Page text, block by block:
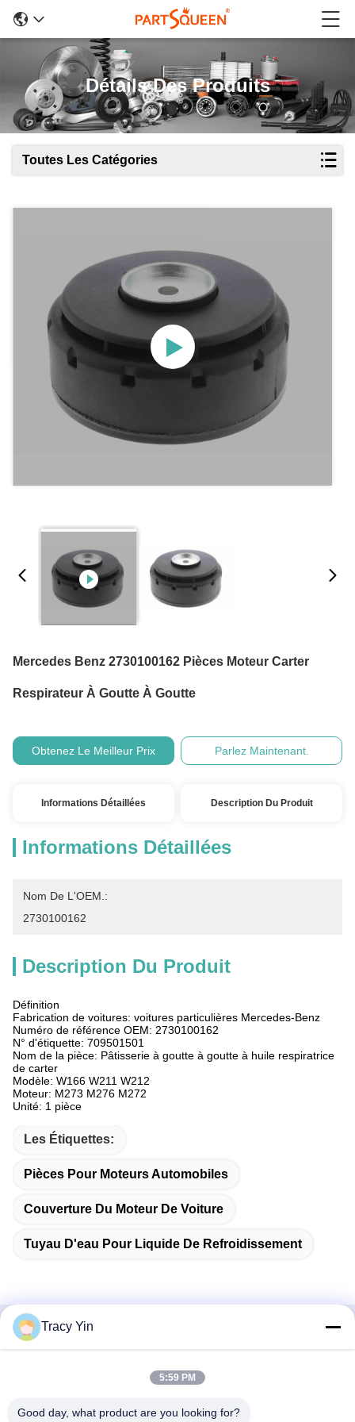
Détails Des Produits
Toutes Les Catégories
Mercedes Benz 2730100162 Pièces Moteur Carter
Respirateur À Goutte À Goutte
Obtenez Le Meilleur Prix Parlez Maintenant.
Informations Détaillées Description Du Produit
Informations Détaillées
Nom De L'OEM.:
2730100162
Description Du Produit
Définition
Fabrication de voitures: voitures particulières Mercedes-Benz
Numéro de référence OEM: 2730100162
N° d'étiquette: 709501501
Nom de la pièce: Pâtisserie à goutte à goutte à huile respiratrice
de carter
Modèle: W166 W211 W212
Moteur: M273 M276 M272
Unité: 1 pièce
Les Étiquettes:
Pièces Pour Moteurs Automobiles
Couverture Du Moteur De Voiture
Tuyau D'eau Pour Liquide De Refroidissement
Contactez rapidement
Tracy Yin
5:59 PM
Good day, what product are you looking for?